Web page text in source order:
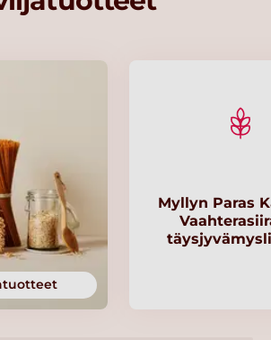
Myllyn Paras